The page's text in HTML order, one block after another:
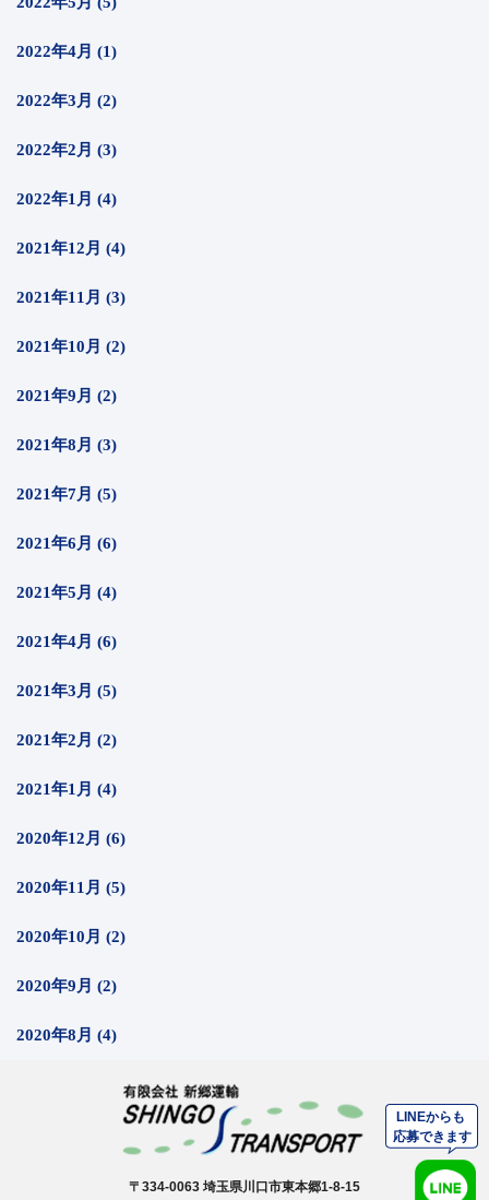
2022年4月 (1)
2022年3月 (2)
2022年2月 (3)
2022年1月 (4)
2021年12月 (4)
2021年11月 (3)
2021年10月 (2)
2021年9月 (2)
2021年8月 (3)
2021年7月 (5)
2021年6月 (6)
2021年5月 (4)
2021年4月 (6)
2021年3月 (5)
2021年2月 (2)
2021年1月 (4)
2020年12月 (6)
2020年11月 (5)
2020年10月 (2)
2020年9月 (2)
2020年8月 (4)
〒334-0063 埼玉県川口市東本郷1-8-15